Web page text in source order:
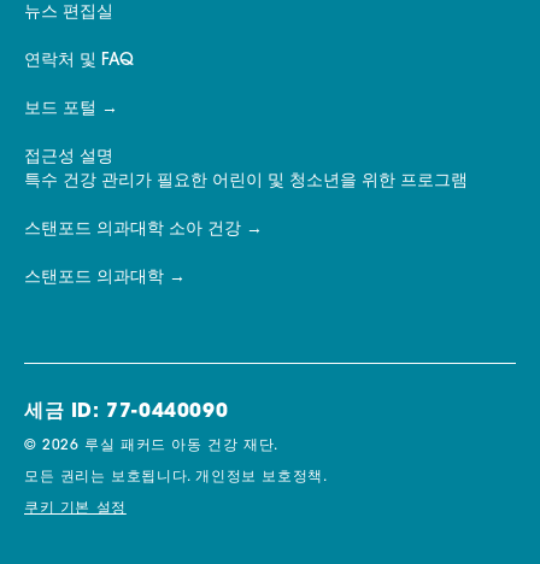
뉴스 편집실
연락처 및 FAQ
보드 포털
접근성 설명
특수 건강 관리가 필요한 어린이 및 청소년을 위한 프로그램
스탠포드 의과대학 소아 건강
스탠포드 의과대학
세금 ID: 77-0440090
© 2026 루실 패커드 아동 건강 재단.
모든 권리는 보호됩니다.개인정보 보호정책.
쿠키 기본 설정